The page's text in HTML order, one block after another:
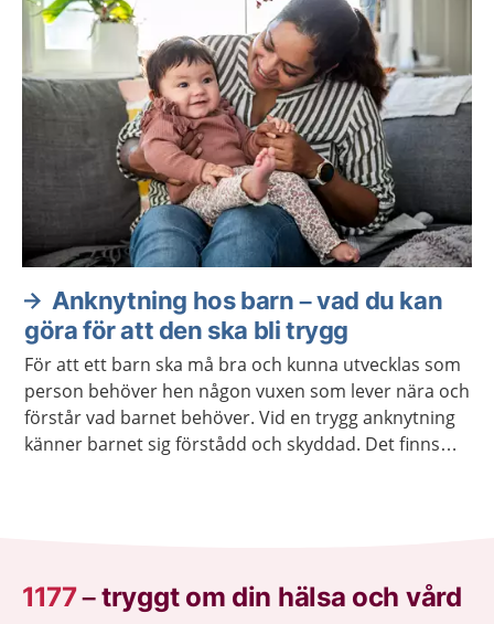
Anknytning hos barn – vad du kan
göra för att den ska bli trygg
För att ett barn ska må bra och kunna utvecklas som
person behöver hen någon vuxen som lever nära och
förstår vad barnet behöver. Vid en trygg anknytning
känner barnet sig förstådd och skyddad. Det finns
1177–tryggt om din hälsa och vård